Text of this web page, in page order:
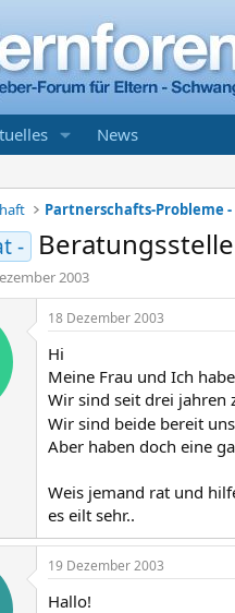
News
Partnerschafts-Probleme
-
2003
18 Dezember 2003
Hi
Meine Frau und Ich
Wir sind seit drei jahren
Wir sind beide bereit
Aber haben doch eine
Weis jemand rat und
es eilt sehr..
19 Dezember 2003
Hallo!